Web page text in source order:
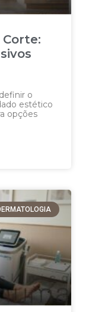
o
estético
opções